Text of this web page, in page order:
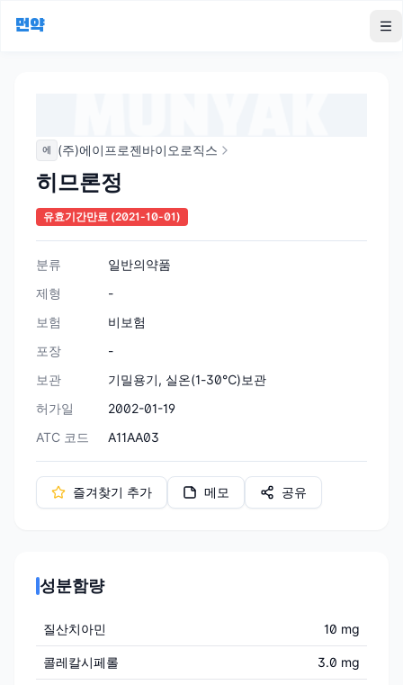
먼약
에 (주)에이프로젠바이오로직스
히므론정
유효기간만료 (2021-10-01)
분류
일반의약품
제형
-
보험
비보험
포장
-
보관
기밀용기, 실온(1-30℃)보관
허가일
2002-01-19
ATC 코드
A11AA03
즐겨찾기 추가 메모 공유
성분함량
질산치아민 10 mg
콜레칼시페롤 3.0 mg